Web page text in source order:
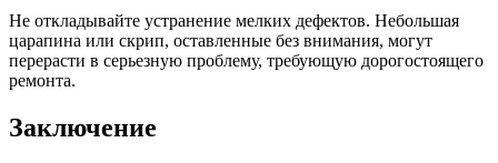
Не откладывайте устранение мелких дефектов. Небольшая
царапина или скрип, оставленные без внимания, могут
перерасти в серьезную проблему, требующую дорогостоящего
ремонта.
Заключение